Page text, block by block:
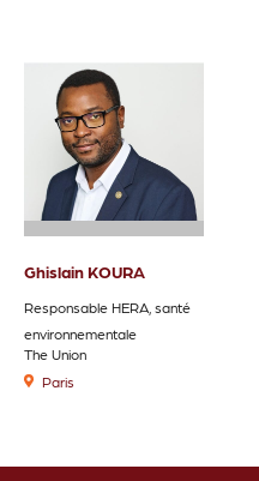
Ghislain KOURA
Responsable HERA, santé
environnementale
The Union
Paris